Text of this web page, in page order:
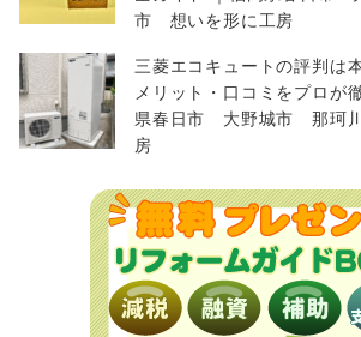
市 想いを形に工房
三菱エコキュートの評判は
メリット・口コミをプロ
県春日市 大野城市 那珂
房